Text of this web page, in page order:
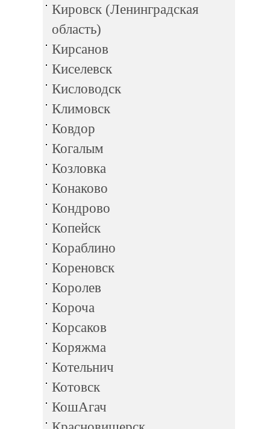
Кировск (Ленинградская
область)
Кирсанов
Киселевск
Кисловодск
Климовск
Ковдор
Когалым
Козловка
Конаково
Кондрово
Копейск
Кораблино
Кореновск
Королев
Короча
Корсаков
Коряжма
Котельнич
Котовск
КошАгач